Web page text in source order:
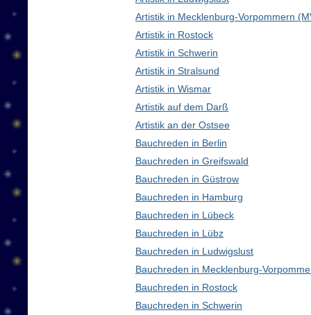
Artistik in Mecklenburg-Vorpommern
Artistik in Rostock
Artistik in Schwerin
Artistik in Stralsund
Artistik in Wismar
Artistik auf dem Darß
Artistik an der Ostsee
Bauchreden in Berlin
Bauchreden in Greifswald
Bauchreden in Güstrow
Bauchreden in Hamburg
Bauchreden in Lübeck
Bauchreden in Lübz
Bauchreden in Ludwigslust
Bauchreden in Mecklenburg-
Bauchreden in Rostock
Bauchreden in Schwerin